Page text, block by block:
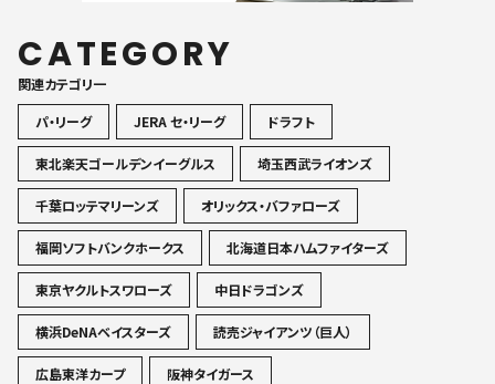
CATEGORY
関連カテゴリ一
パ・リーグ
JERA セ・リーグ ドラフト
東北楽天ゴールデンイーグルス 埼玉西武ライオンズ
千葉ロッテマリーンズ オリックス・バファローズ
福岡ソフトバンクホークス 北海道日本ハムファイターズ
東京ヤクルトスワローズ 中日ドラゴンズ
横浜DeNAベイスターズ 読売ジャイアンツ（巨人）
広島東洋カープ 阪神タイガース